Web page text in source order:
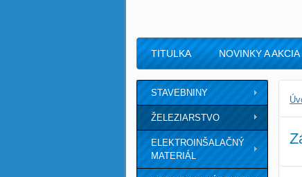
TITULKA NOVINKY A AKCIA
STAVEBNINY
ŽELEZIARSTVO
ELEKTROINŠALAČNÝ
MATERIÁL